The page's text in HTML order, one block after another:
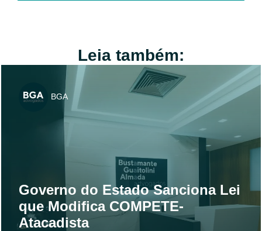
Leia também:
BGA
Governo do Estado Sanciona Lei
que Modifica COMPETE-
Atacadista